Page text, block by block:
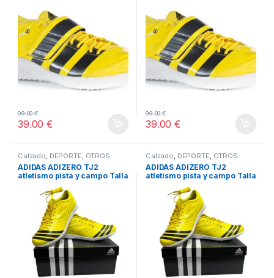
39.00€
99.00€
39.00€
99.00€
Calzado, DEPORTE, OTROS
DEPORTES, TODOS
ADIDAS ADIZERO TJ2
atletismo pista y campo Talla
Calzado, DEPORTE, OTROS
DEPORTES, TODOS
ADIDAS ADIZERO TJ2
atletismo pista y campo Talla